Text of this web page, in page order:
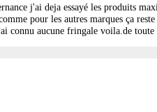
j'ai deja essayé les produits
pour les autres marques ça
connu aucune fringale voila.de